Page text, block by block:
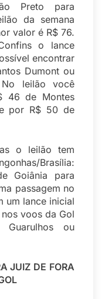
Preto para
da semana
valor é R$ 76.
o lance
encontrar
Dumont ou
leilão você
46 de Montes
por R$ 50 de
o leilão tem
Brasília:
Goiânia para
passagem no
um lance inicial
voos da Gol
ou
JUIZ DE FORA